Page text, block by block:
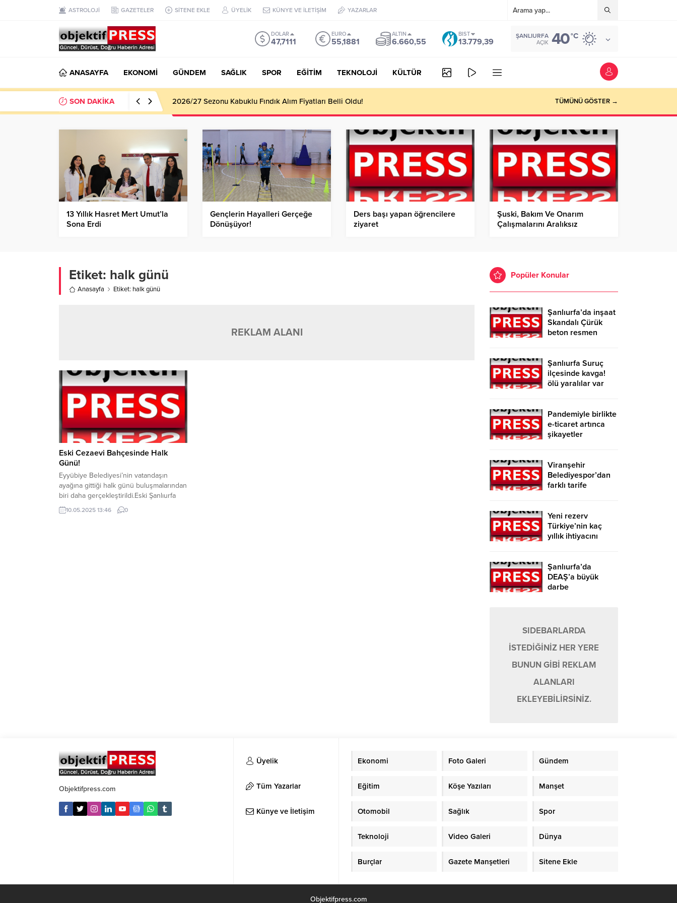
ASTROLOJİ GAZETELER SİTENE EKLE ÜYELİK KÜNYE VE İLETİŞİM YAZARLAR
DOLAR
47,7111
EURO
55,1881
ALTIN
6.660,55
BIST
13.779,39
ŞANLIURFA
AÇIK 40°C
ANASAYFA EKONOMİ GÜNDEM SAĞLIK SPOR EĞİTİM TEKNOLOJİ KÜLTÜR
SON DAKİKA 2026/27 Sezonu Kabuklu Fındık Alım Fiyatları Belli Oldu! TÜMÜNÜ GÖSTER →
13 Yıllık Hasret Mert Umut’la
Sona Erdi
Gençlerin Hayalleri Gerçeğe
Dönüşüyor!
Ders başı yapan öğrencilere
ziyaret
Şuski, Bakım Ve Onarım
Çalışmalarını Aralıksız
Etiket: halk günü
Anasayfa Etiket: halk günü
REKLAM ALANI
Eski Cezaevi Bahçesinde Halk
Günü!
Eyyübiye Belediyesi’nin vatandaşın
ayağına gittiği halk günü buluşmalarından
biri daha gerçekleştirildi.Eski Şanlıurfa
Cezaevi’nde düzenlenen halk günü
buluşmasında konuşan Başkan Mehmet
10.05.2025 13:46 0
Popüler Konular
Şanlıurfa’da inşaat
Skandalı Çürük
beton resmen
Şanlıurfa Suruç
ilçesinde kavga!
ölü yaralılar var
Pandemiyle birlikte
e-ticaret artınca
şikayetler
Viranşehir
Belediyespor’dan
farklı tarife
Yeni rezerv
Türkiye’nin kaç
yıllık ihtiyacını
Şanlıurfa’da
DEAŞ’a büyük
darbe
SIDEBARLARDA
İSTEDİĞİNİZ HER YERE
BUNUN GİBİ REKLAM
ALANLARI
EKLEYEBİLİRSİNİZ.
Objektifpress.com
Üyelik
Tüm Yazarlar
Künye ve İletişim
Ekonomi Foto Galeri Gündem
Eğitim Köşe Yazıları Manşet
Otomobil Sağlık Spor
Teknoloji Video Galeri Dünya
Burçlar Gazete Manşetleri Sitene Ekle
Objektifpress.com